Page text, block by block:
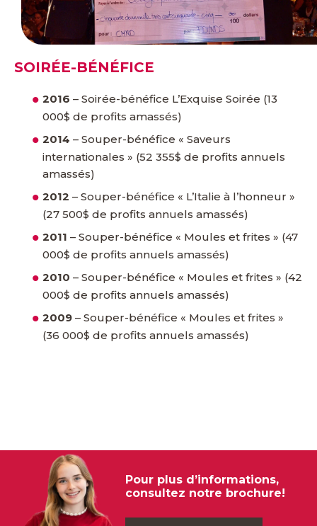
SOIRÉE-BÉNÉFICE
2016 – Soirée-bénéfice L’Exquise Soirée (13
000$ de profits amassés)
2014 – Souper-bénéfice « Saveurs
internationales » (52 355$ de profits annuels
amassés)
2012 – Souper-bénéfice « L’Italie à l’honneur »
(27 500$ de profits annuels amassés)
2011 – Souper-bénéfice « Moules et frites » (47
000$ de profits annuels amassés)
2010 – Souper-bénéfice « Moules et frites » (42
000$ de profits annuels amassés)
2009 – Souper-bénéfice « Moules et frites »
(36 000$ de profits annuels amassés)
Pour plus d’informations,
consultez notre brochure!